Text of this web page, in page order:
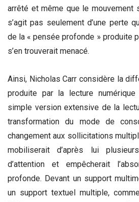
arrêté et même que le mouvement
s’agit pas seulement d’une perte
de la « pensée profonde » produite
s’en trouverait menacé.
Ainsi, Nicholas Carr considère la
produite par la lecture
simple version extensive de la
transformation du mode de
changement aux sollicitations
mobiliserait d’après lui
d’attention et empêcherait
profonde. Devant un support
un support textuel multiple,